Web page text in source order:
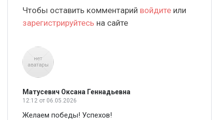
Чтобы оставить комментарий войдите или
зарегистрируйтесь на сайте
Матусевич Оксана Геннадьевна
12:12 от 06.05.2026
Желаем победы! Успехов!